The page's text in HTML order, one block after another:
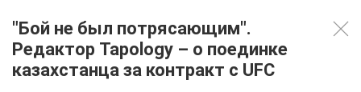
"Бой не был потрясающим".
Редактор Tapology – о поединке
казахстанца за контракт с UFC